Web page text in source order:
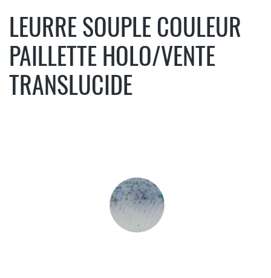
LEURRE SOUPLE COULEUR
PAILLETTE HOLO/VENTE
TRANSLUCIDE